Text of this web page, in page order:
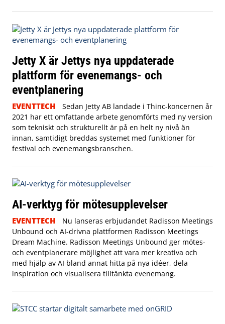
Jetty X är Jettys nya uppdaterade
plattform för evenemangs- och
eventplanering
EVENTTECH
Sedan Jetty AB landade i Thinc-koncernen år
2021 har ett omfattande arbete genomförts med ny version
som tekniskt och strukturellt är på en helt ny nivå än
innan, samtidigt breddas systemet med funktioner för
festival och evenemangsbranschen.
AI-verktyg för mötesupplevelser
EVENTTECH
Nu lanseras erbjudandet Radisson Meetings
Unbound och AI-drivna plattformen Radisson Meetings
Dream Machine. Radisson Meetings Unbound ger mötes-
och eventplanerare möjlighet att vara mer kreativa och
med hjälp av AI bland annat hitta på nya idéer, dela
inspiration och visualisera tilltänkta evenemang.